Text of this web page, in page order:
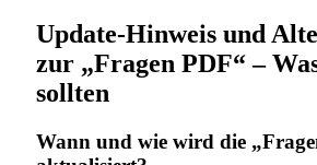
Update-Hinweis und
zur „Fragen PDF“ –
sollten
Wann und wie wird die